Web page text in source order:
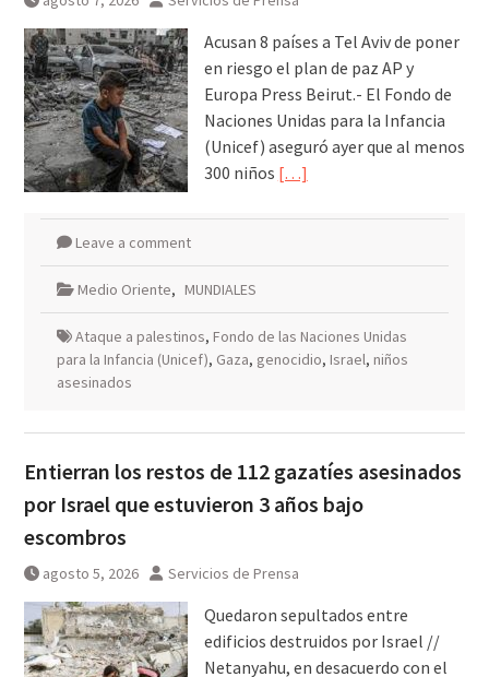
Acusan 8 países a Tel Aviv de poner
en riesgo el plan de paz AP y
Europa Press Beirut.- El Fondo de
Naciones Unidas para la Infancia
(Unicef) aseguró ayer que al menos
300 niños […]
Leave a comment
Medio Oriente, MUNDIALES
Ataque a palestinos, Fondo de las Naciones Unidas
para la Infancia (Unicef), Gaza, genocidio, Israel, niños
asesinados
Entierran los restos de 112 gazatíes asesinados
por Israel que estuvieron 3 años bajo
escombros
agosto 5, 2026 Servicios de Prensa
Quedaron sepultados entre
edificios destruidos por Israel //
Netanyahu, en desacuerdo con el